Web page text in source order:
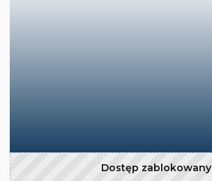
Dostęp zablokowany